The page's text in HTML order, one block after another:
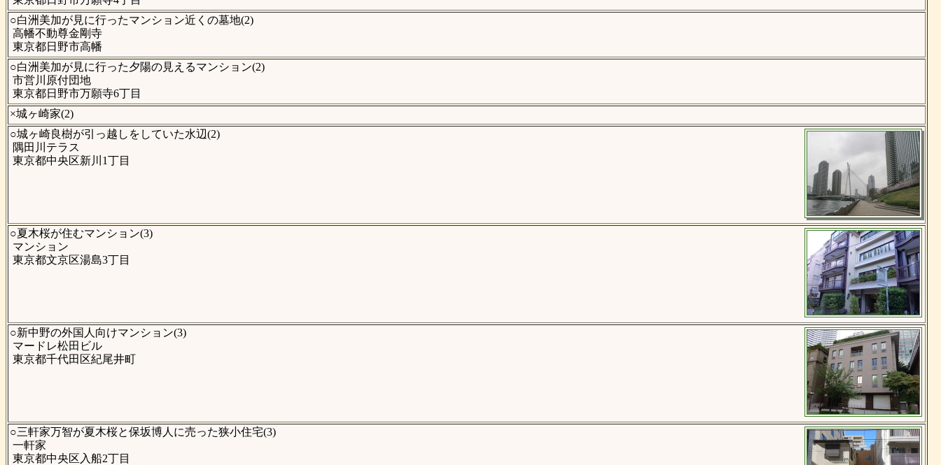
○白洲美加が見に行ったマンション近くの墓地(2)
高幡不動尊金剛寺
東京都日野市高幡
○白洲美加が見に行った夕陽の見えるマンション(2)
市営川原付団地
東京都日野市万願寺6丁目
×城ヶ崎家(2)
○城ヶ崎良樹が引っ越しをしていた水辺(2)
隅田川テラス
東京都中央区新川1丁目
○夏木桜が住むマンション(3)
マンション
東京都文京区湯島3丁目
○新中野の外国人向けマンション(3)
マードレ松田ビル
東京都千代田区紀尾井町
○三軒家万智が夏木桜と保坂博人に売った狭小住宅(3)
一軒家
東京都中央区入船2丁目